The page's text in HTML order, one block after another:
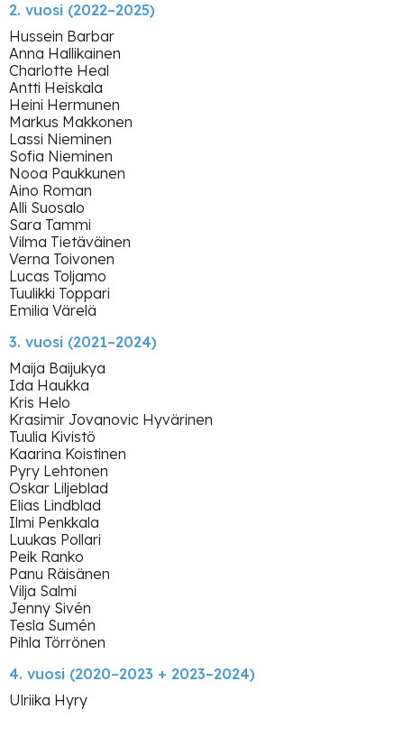
Laitinen Tuomas A.
Levonoja Siina
Lindfors Lintu
Lilja Emma
Mahbouba Hanan
Mahbouba Saara
Matilainen Jesse
Martinez Petra
Mertanen Minja Maria
Mustafa Mohammed Moe
Naukkarinen Anne
Nishida Hikari
Niskanen Pekka
Nuorvaara Kea
Oddo Egle
Ouramo H
Pettersson Juhana
Pöllänen Minna
Pusenius Joakim
Ritvanen Sanna
Rojola Johanna
Roimola Landys
Roschier Linda
2. vuosi (2022–2025)
Hussein Barbar
Anna Hallikainen
Charlotte Heal
Antti Heiskala
Heini Hermunen
Markus Makkonen
Lassi Nieminen
Sofia Nieminen
Nooa Paukkunen
Aino Roman
Alli Suosalo
Sara Tammi
Vilma Tietäväinen
Verna Toivonen
Lucas Toljamo
Tuulikki Toppari
Emilia Värelä
3. vuosi (2021–2024)
Maija Baijukya
Ida Haukka
Kris Helo
Krasimir Jovanovic Hyvärinen
Tuulia Kivistö
Kaarina Koistinen
Pyry Lehtonen
Oskar Liljeblad
Elias Lindblad
Ilmi Penkkala
Luukas Pollari
Peik Ranko
Panu Räisänen
Vilja Salmi
Jenny Sivén
Tesla Sumén
Pihla Törrönen
4. vuosi (2020–2023 + 2023–2024)
Ulriika Hyry